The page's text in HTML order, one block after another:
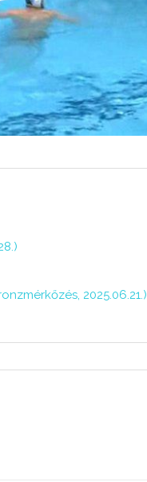
2025.06.21.)